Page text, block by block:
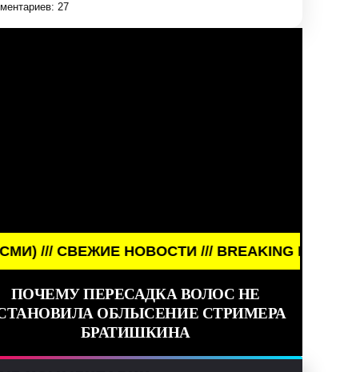
27
НОВОСТИ /// BREAKING NEWS ///
ПОЧЕМУ ПЕРЕСАДКА ВОЛОС НЕ
ОБЛЫСЕНИЕ СТРИМЕРА
БРАТИШКИНА